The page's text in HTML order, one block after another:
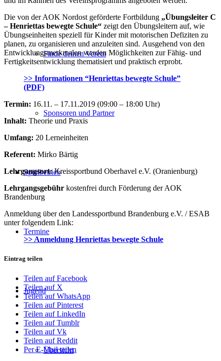
Finde deinen Verein
Sponsoren und Partner
Spielbetrieb
Termine
Jugend
Übersicht
Die von der AOK Nordost geförderte Fortbildung „Übungsleiter C
– Henriettas bewegte Schule“ zeigt den Übungsleitern auf, wie
Übungseinheiten speziell für Kinder mit motorischen Defiziten zu
planen, zu organisieren und anzuleiten sind. Ausgehend von den
Entwicklungsmerkmalen werden Möglichkeiten zur Fähig- und
Fertigkeitsentwicklung thematisiert und praktisch erprobt.
>> Informationen “Henriettas bewegte Schule”
(PDF)
Termin: 16.11. – 17.11.2019 (09:00 – 18:00 Uhr)
Inhalt: Theorie und Praxis
Umfang: 20 Lerneinheiten
Referent: Mirko Bärtig
Lehrgangsort:Kreissportbund Oberhavel e.V. (Oranienburg)
Lehrgangsgebühr kostenfrei durch Förderung der AOK
Brandenburg
Anmeldung über den Landessportbund Brandenburg e.V. / ESAB
unter folgendem Link:
>> Anmeldung Henriettas bewegte Schule
Eintrag teilen
Teilen auf Facebook
Teilen auf X
Teilen auf WhatsApp
Teilen auf Pinterest
Teilen auf LinkedIn
Teilen auf Tumblr
Teilen auf Vk
Teilen auf Reddit
Per E-Mail teilen